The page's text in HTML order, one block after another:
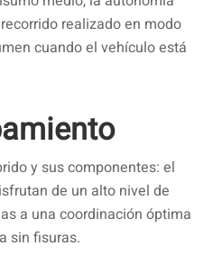
realizado en modo
cuando el vehículo está
y sus componentes: el
de un alto nivel de
a una coordinación óptima
sin fisuras.